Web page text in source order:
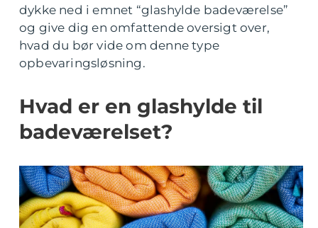
dykke ned i emnet “glashylde badeværelse”
og give dig en omfattende oversigt over,
hvad du bør vide om denne type
opbevaringsløsning.
Hvad er en glashylde til
badeværelset?